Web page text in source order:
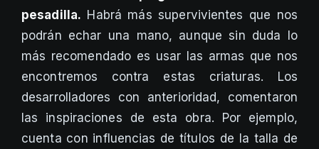
pesadilla. Habrá más supervivientes que nos
podrán echar una mano, aunque sin duda lo
más recomendado es usar las armas que nos
encontremos contra estas criaturas. Los
desarrolladores con anterioridad, comentaron
las inspiraciones de esta obra. Por ejemplo,
cuenta con influencias de títulos de la talla de